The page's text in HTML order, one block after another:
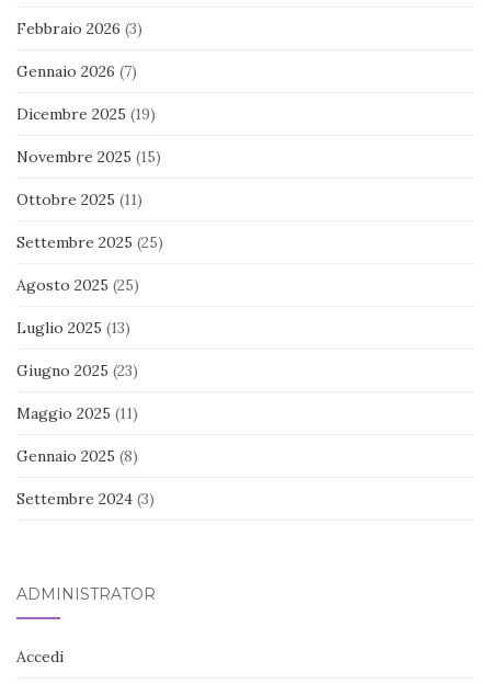
Febbraio 2026 (3)
Gennaio 2026 (7)
Dicembre 2025 (19)
Novembre 2025 (15)
Ottobre 2025 (11)
Settembre 2025 (25)
Agosto 2025 (25)
Luglio 2025 (13)
Giugno 2025 (23)
Maggio 2025 (11)
Gennaio 2025 (8)
Settembre 2024 (3)
ADMINISTRATOR
Accedi